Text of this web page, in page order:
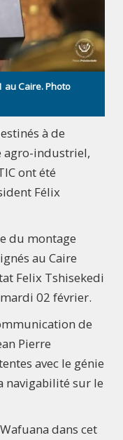
au Caire. Photo
à de
agro-industriel,
ont été
Félix
du montage
au Caire
Felix Tshisekedi
02 février.
de
Pierre
avec le génie
navigabilité sur le
dans cet